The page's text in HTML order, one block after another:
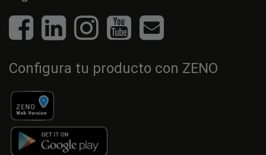
Configura tu producto con ZENO